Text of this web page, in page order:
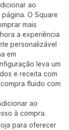
ao
O Square
mais
a experiência
personalizável
em
leva um
e receita com
fluido com
ao
à compra.
para oferecer